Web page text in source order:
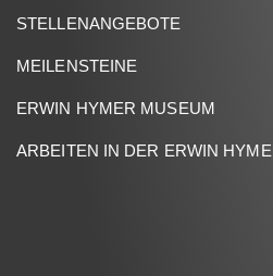
STELLENANGEBOTE
MEILENSTEINE
ERWIN HYMER MUSEUM
ARBEITEN IN DER ERWIN